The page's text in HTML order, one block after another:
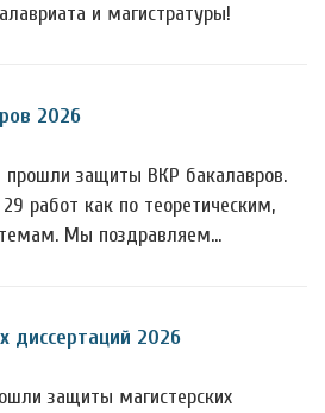
и магистратуры!
2026
защиты ВКР бакалавров.
работ как по теоретическим,
Мы поздравляем…
диссертаций 2026
защиты магистерских